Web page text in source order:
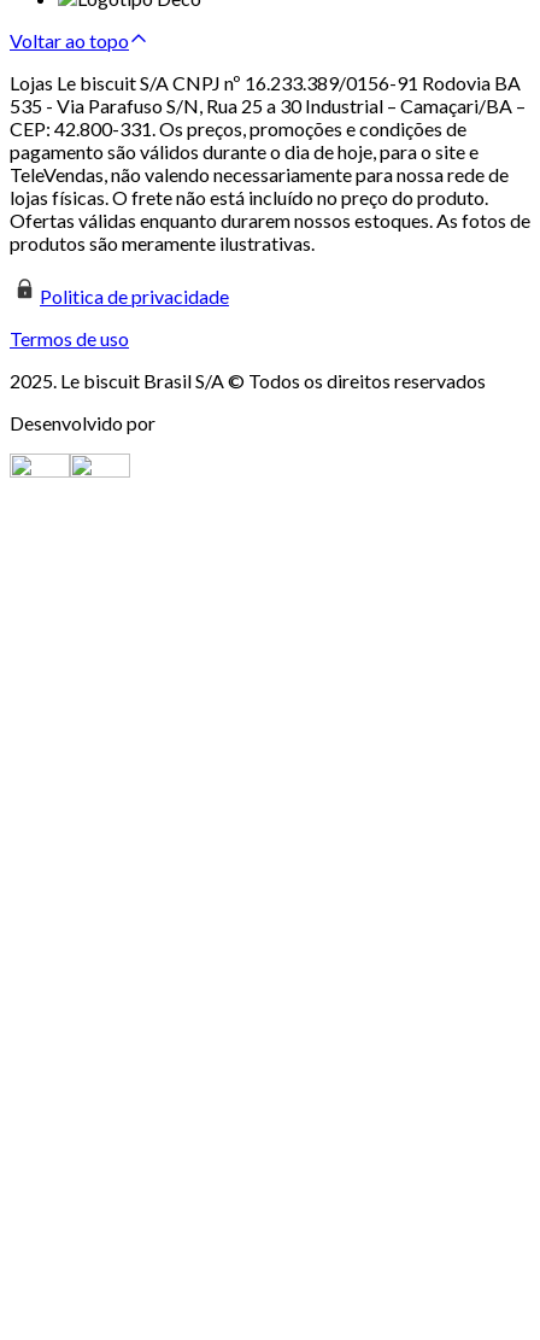
Voltar ao topo
Lojas Le biscuit S/A CNPJ nº 16.233.389/0156-91 Rodovia BA
535 - Via Parafuso S/N, Rua 25 a 30 Industrial – Camaçari/BA –
CEP: 42.800-331. Os preços, promoções e condições de
pagamento são válidos durante o dia de hoje, para o site e
TeleVendas, não valendo necessariamente para nossa rede de
lojas físicas. O frete não está incluído no preço do produto.
Ofertas válidas enquanto durarem nossos estoques. As fotos de
produtos são meramente ilustrativas.
Politica de privacidade
Termos de uso
2025. Le biscuit Brasil S/A © Todos os direitos reservados
Desenvolvido por